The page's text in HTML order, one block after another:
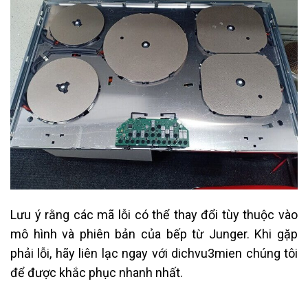
Lưu ý rằng các mã lỗi có thể thay đổi tùy thuộc vào
mô hình và phiên bản của bếp từ Junger. Khi gặp
phải lỗi, hãy liên lạc ngay với dichvu3mien chúng tôi
để được khắc phục nhanh nhất.